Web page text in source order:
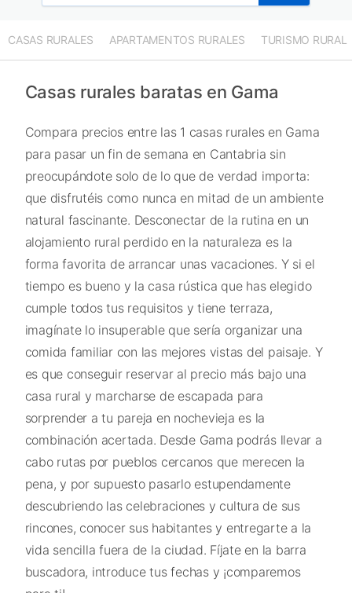
CASAS RURALES APARTAMENTOS RURALES TURISMO RURAL
Casas rurales baratas en Gama
Compara precios entre las 1 casas rurales en Gama
para pasar un fin de semana en Cantabria sin
preocupándote solo de lo que de verdad importa:
que disfrutéis como nunca en mitad de un ambiente
natural fascinante. Desconectar de la rutina en un
alojamiento rural perdido en la naturaleza es la
forma favorita de arrancar unas vacaciones. Y si el
tiempo es bueno y la casa rústica que has elegido
cumple todos tus requisitos y tiene terraza,
imagínate lo insuperable que sería organizar una
comida familiar con las mejores vistas del paisaje. Y
es que conseguir reservar al precio más bajo una
casa rural y marcharse de escapada para
sorprender a tu pareja en nochevieja es la
combinación acertada. Desde Gama podrás llevar a
cabo rutas por pueblos cercanos que merecen la
pena, y por supuesto pasarlo estupendamente
descubriendo las celebraciones y cultura de sus
rincones, conocer sus habitantes y entregarte a la
vida sencilla fuera de la ciudad. Fíjate en la barra
buscadora, introduce tus fechas y ¡comparemos